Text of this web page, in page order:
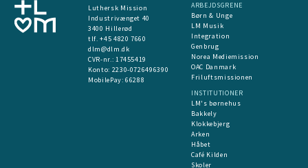
Luthersk Mission
Industrivænget 40
3400 Hillerød
tlf. +45 4820 7660
dlm@dlm.dk
CVR-nr.: 17455419
​Konto: 2230-0726496390
MobilePay:66288
ARBEJDSGRENE
Børn & Unge
LM Musik
Integration
Genbrug
Norea Mediemission
OAC Danmark
Friluftsmissionen
INSTITUTIONER
LM's børnehus
Bakkely
Klokkebjerg
Arken
Håbet
Café Kilden
Skoler